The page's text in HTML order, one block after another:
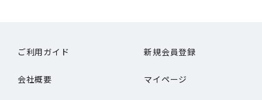
ご利用ガイド 新規会員登録
会社概要 マイページ